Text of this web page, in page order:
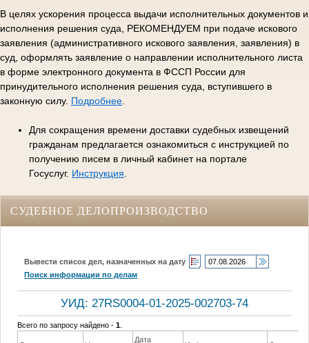
В целях ускорения процесса выдачи исполнительных документов и
исполнения решения суда, РЕКОМЕНДУЕМ при подаче искового
заявления (административного искового заявления, заявления) в
суд, оформлять заявление о направлении исполнительного листа
в форме электронного документа в ФССП России для
принудительного исполнения решения суда, вступившего в
законную силу. Подробнее
Для сокращения времени доставки судебных извещений
гражданам предлагается ознакомиться с инструкцией по
получению писем в личный кабинет на портале
Госуслуг. Инструкция
СУДЕБНОЕ ДЕЛОПРОИЗВОДСТВО
Вывести список дел, назначенных на дату
Поиск информации по делам
УИД: 27RS0004-01-2025-002703-74
Всего по запросу найдено -1
Дата